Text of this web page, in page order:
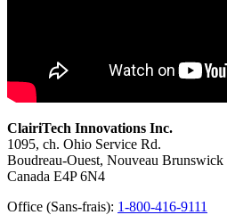
ClairiTech Innovations Inc.
1095, ch. Ohio Service Rd.
Boudreau-Ouest, Nouveau Brunswick
Canada E4P 6N4
Office (Sans-frais): 1-800-416-9111